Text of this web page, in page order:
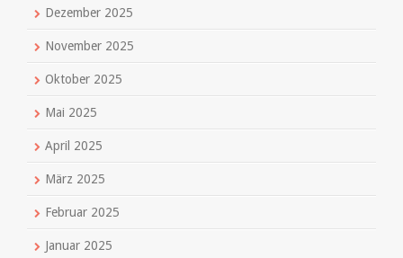
Dezember 2025
November 2025
Oktober 2025
Mai 2025
April 2025
März 2025
Februar 2025
Januar 2025